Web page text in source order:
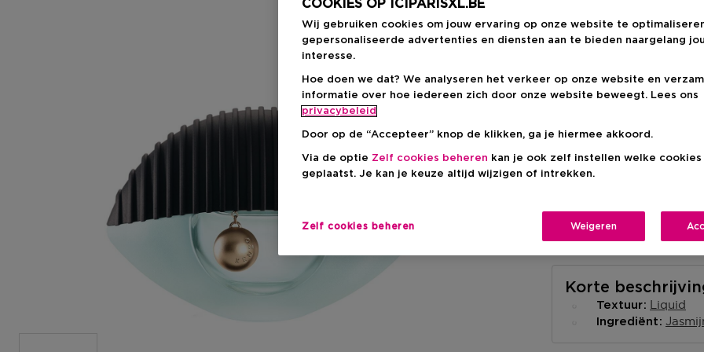
Aanbevolen
Levering aan huis
Korte
Textuur Liquid
Ingrediënt
COOKIES OP ICIPARISXL.BE
Wij gebruiken cookies om jouw ervaring op onze website te
gepersonaliseerde advertenties en diensten aan te bieden naargelang
interesse.
Hoe doen we dat? We analyseren het verkeer op onze website en
informatie over hoe iedereen zich door onze website beweegt. Lees ons
privacybeleid
Door op de “Accepteer” knop de klikken, ga je hiermee akkoord.
Via de optie Zelf cookies beheren kan je ook zelf instellen welke cookies
geplaatst. Je kan je keuze altijd wijzigen of intrekken.
Zelf cookies beheren Weigeren